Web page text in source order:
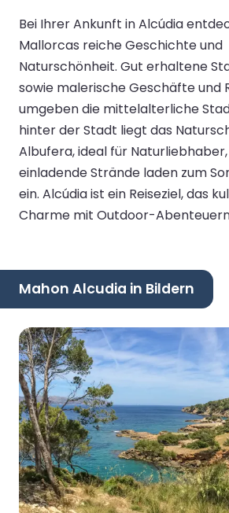
Bei Ihrer Ankunft in Alcúdia
Mallorcas reiche Geschichte und
Naturschönheit. Gut erhaltene
sowie malerische Geschäfte und
umgeben die mittelalterliche
hinter der Stadt liegt das
Albufera, ideal für
einladende Strände laden zum
ein. Alcúdia ist ein Reiseziel, das
Charme mit Outdoor-
Mahon Alcudia in Bildern